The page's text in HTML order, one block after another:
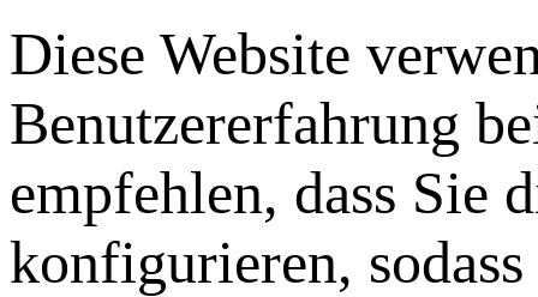
Diese Website
Benutzererfahrung
empfehlen, dass Sie
konfigurieren,